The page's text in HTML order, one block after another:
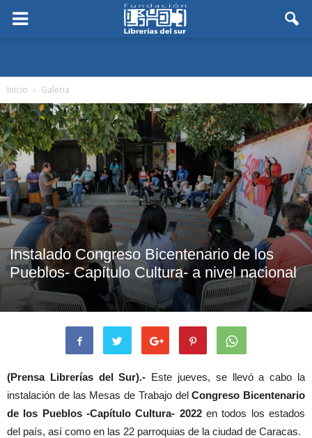
Inicio Galeria
Instalado Congreso Bicentenario de los
Pueblos- Capítulo Cultura- a nivel nacional
(Prensa Librerías del Sur).- Este jueves, se llevó a cabo la
instalación de las Mesas de Trabajo delCongreso Bicentenario
de los Pueblos -Capítulo Cultura- 2022en todos los estados
del país, así como en las 22 parroquias de la ciudad de Caracas.